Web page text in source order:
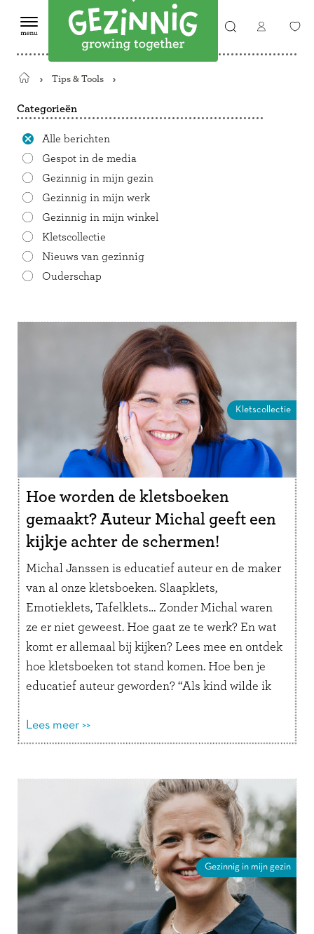
Terug
de
Tips & Tools
Categorieën
Alle berichten
Gespot in de media
Gezinnig in mijn gezin
Gezinnig in mijn werk
Gezinnig in mijn winkel
Kletscollectie
Nieuws van gezinnig
Ouderschap
Kletscollectie
Hoe worden de kletsboeken
gemaakt? Auteur Michal geeft een
kijkje achter de schermen!
Michal Janssen is educatief auteur en de maker
van al onze kletsboeken. Slaapklets,
Emotieklets, Tafelklets… Zonder Michal waren
ze er niet geweest. Hoe gaat ze te werk? En wat
komt er allemaal bij kijken? Lees mee en ontdek
hoe kletsboeken tot stand komen. Hoe ben je
educatief auteur geworden? “Als kind wilde ik
Lees meer >>
Gezinnig in mijn gezin